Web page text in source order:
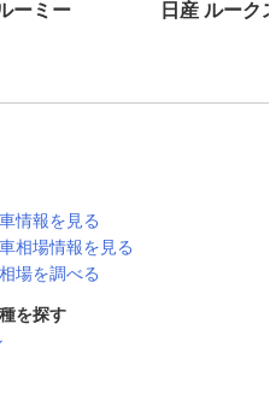
ーミー 日産 ルークス
情報を見る
相場情報を見る
場を調べる
を探す